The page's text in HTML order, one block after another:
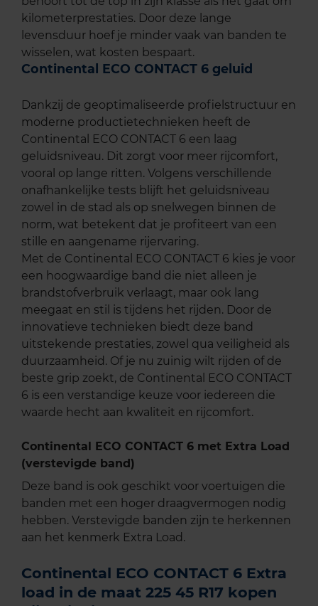
kilometerprestaties. Door deze lange
levensduur hoef je minder vaak van banden te
wisselen, wat kosten bespaart.
Continental ECO CONTACT 6 geluid
Dankzij de geoptimaliseerde profielstructuur en
moderne productietechnieken heeft de
Continental ECO CONTACT 6 een laag
geluidsniveau. Dit zorgt voor meer rijcomfort,
vooral op lange ritten. Volgens verschillende
onafhankelijke tests blijft het geluidsniveau
zowel in de stad als op snelwegen binnen de
norm, wat betekent dat je profiteert van een
stille en aangename rijervaring.
Met de Continental ECO CONTACT 6 kies je voor
een hoogwaardige band die niet alleen je
brandstofverbruik verlaagt, maar ook lang
meegaat en stil is tijdens het rijden. Door de
innovatieve technieken biedt deze band
uitstekende prestaties, zowel qua veiligheid als
duurzaamheid. Of je nu zuinig wilt rijden of de
beste grip zoekt, de Continental ECO CONTACT
6 is een verstandige keuze voor iedereen die
waarde hecht aan kwaliteit en rijcomfort.
Continental ECO CONTACT 6 met Extra Load
(verstevigde band)
Deze band is ook geschikt voor voertuigen die
banden met een hoger draagvermogen nodig
hebben. Verstevigde banden zijn te herkennen
aan het kenmerk Extra Load.
Continental ECO CONTACT 6 Extra
load in de maat 225 45 R17 kopen